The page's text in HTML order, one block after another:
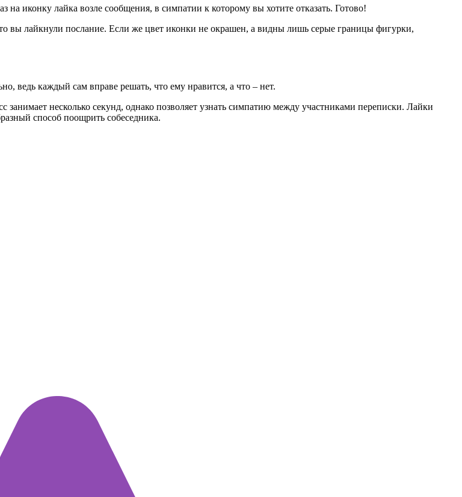
иконку лайка возле сообщения, в симпатии к которому вы хотите отказать. Готово!
лайкнули послание. Если же цвет иконки не окрашен, а видны лишь серые границы фигурки,
ведь каждый сам вправе решать, что ему нравится, а что – нет.
несколько секунд, однако позволяет узнать симпатию между участниками переписки. Лайки
способ поощрить собеседника.